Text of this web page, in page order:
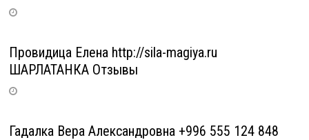
Провидица Елена http://sila-magiya.ru
ШАРЛАТАНКА Отзывы
Гадалка Вера Александровна +996 555 124 848